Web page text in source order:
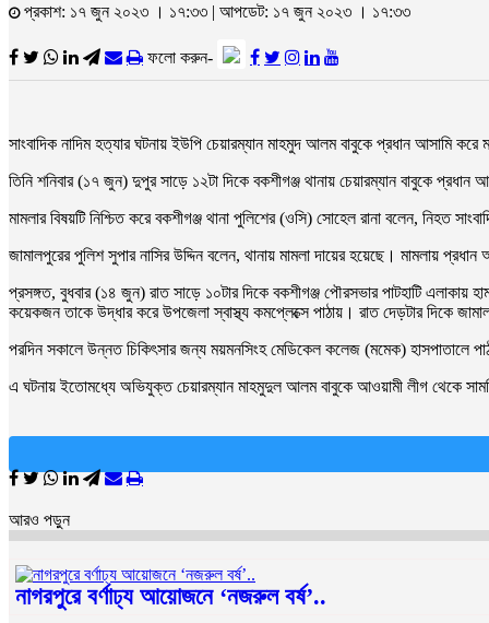
প্রকাশ: ১৭ জুন ২০২৩ । ১৭:৩৩ | আপডেট: ১৭ জুন ২০২৩ । ১৭:৩৩
ফলো করুন-
সাংবাদিক নাদিম হত্যার ঘটনায় ইউপি চেয়ারম্যান মাহমুদ আলম বাবুকে প্রধান আসামি করে
তিনি শনিবার (১৭ জুন) দুপুর সাড়ে ১২টা দিকে বকশীগঞ্জ থানায় চেয়ারম্যান বাবুকে
মামলার বিষয়টি নিশ্চিত করে বকশীগঞ্জ থানা পুলিশের (ওসি) সোহেল রানা বলেন, নিহত
জামালপুরের পুলিশ সুপার নাসির উদ্দিন বলেন, থানায় মামলা দায়ের হয়েছে। মামলায়
প্রসঙ্গত, বুধবার (১৪ জুন) রাত সাড়ে ১০টার দিকে বকশীগঞ্জ পৌরসভার পাটহাটি এলাকায়
কয়েকজন তাকে উদ্ধার করে উপজেলা স্বাস্থ্য কমপ্লেক্সে পাঠায়। রাত দেড়টার দিকে
পরদিন সকালে উন্নত চিকিৎসার জন্য ময়মনসিংহ মেডিকেল কলেজ (মমেক) হাসপাতালে
এ ঘটনায় ইতোমধ্যে অভিযুক্ত চেয়ারম্যান মাহমুদুল আলম বাবুকে আওয়ামী লীগ থেকে
আরও পড়ুন
নাগরপুরে বর্ণাঢ্য আয়োজনে ‘নজরুল বর্ষ’..